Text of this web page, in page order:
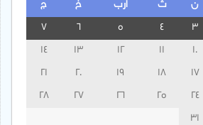
ن ث أرب خ ج
3
13
14
17
18
19
20
21
24
25
26
27
28
31